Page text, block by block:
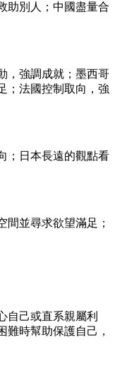
助別人；中國盡量合
，強調成就；墨西哥
；法國控制取向，強
；日本長遠的觀點看
間並尋求欲望滿足；
自己或直系親屬利
難時幫助保護自己，